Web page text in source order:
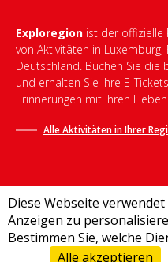
Diese Webseite
Anzeigen zu
Bestimmen Sie, welche
Alle akzeptieren
Exploregion ist der offizielle
von Aktivitäten in Luxemburg,
Deutschland. Buchen Sie
und erhalten Sie Ihre E-
Erinnerungen mit Ihren
Alle Aktivitäten in Ihrer
Allgemeine
Impressum-